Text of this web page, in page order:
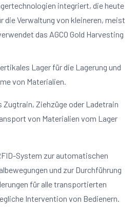
integriert, die heute
die Verwaltung von kleineren, meist
das AGCO Gold Harvesting
Lager für die Lagerung und
von Materialien.
Zugtrain, Ziehzüge oder Ladetrain
von Materialien vom Lager
System zur automatischen
und zur Durchführung
für alle transportierten
Intervention von Bedienern.